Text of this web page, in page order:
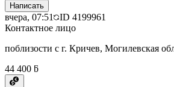
Написать
вчера, 07:51 ID 4199961
Контактное лицо
поблизости с г. Кричев, Могилевская
44 400 ƃ